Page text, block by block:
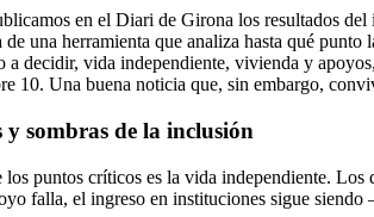
en el Diari de Girona los resultados
de una herramienta que analiza hasta qué
a decidir, vida independiente, vivienda y
10. Una buena noticia que, sin embargo,
y sombras de la inclusión
los puntos críticos es la vida independiente. Los
falla, el ingreso en instituciones sigue